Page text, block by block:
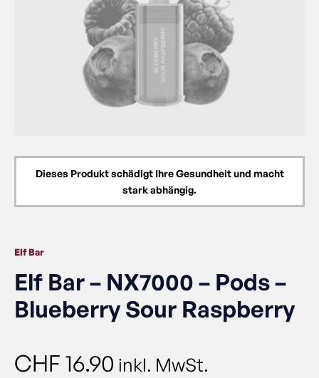
Dieses Produkt schädigt Ihre Gesundheit und macht
stark abhängig.
Elf Bar
Elf Bar – NX7000 – Pods –
Blueberry Sour Raspberry
CHF 16.90 inkl. MwSt.